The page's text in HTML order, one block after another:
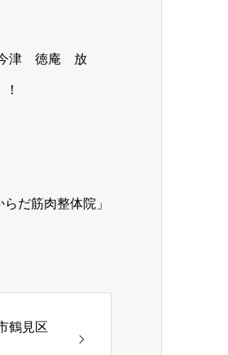
津 徳庵 放
だ筋肉整体院」
鶴見区